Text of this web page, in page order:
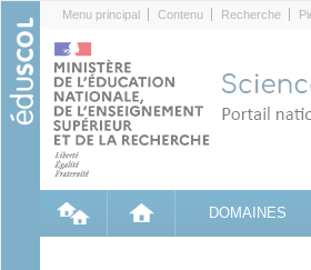
Menu principal Contenu Recherche
DOMAINES